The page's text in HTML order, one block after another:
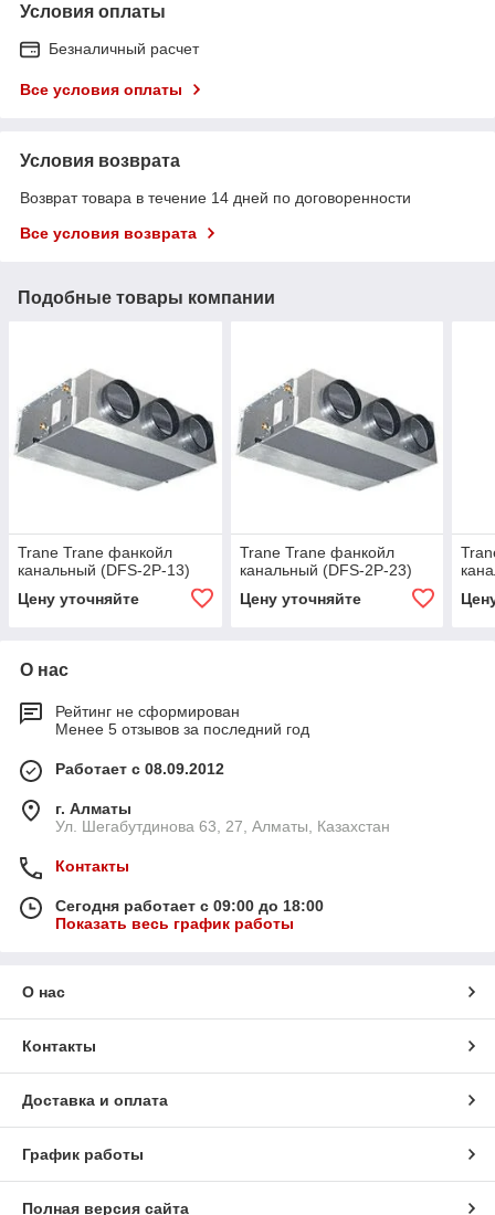
Условия оплаты
Безналичный расчет
Все условия оплаты
Условия возврата
Возврат товара в течение 14 дней по договоренности
Все условия возврата
Подобные товары компании
Trane Trane фанкойл
канальный (DFS-2P-13)
Цену уточняйте
Trane Trane фанкойл
канальный (DFS-2P-23)
Цену уточняйте
О нас
Рейтинг не сформирован
Менее 5 отзывов за последний год
Работает с 08.09.2012
г. Алматы
Ул. Шегабутдинова 63, 27, Алматы, Казахстан
Контакты
Сегодня работает с 09:00 до 18:00
Показать весь график работы
О нас
Контакты
Доставка и оплата
График работы
Полная версия сайта